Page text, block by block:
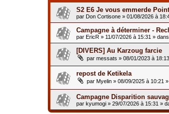
S2 E6 Je vous emmerde
par Don Cortisone » 01/08/2026 à
Campagne à déterminer -
par EricR » 11/07/2026 à 15:31 » dans
[DIVERS] Au Karzoug farcie
par messats » 08/01/2023 à 18:13
repost de Ketikela
par Myelin » 08/09/2025 à 10:21
Campagne Disparition
par kyumogi » 29/07/2026 à 15:31 »